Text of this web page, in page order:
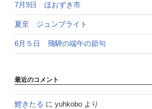
7月9日 ほおずき市
夏至 ジュンブライト
6月５日 飛騨の端午の節句
最近のコメント
鯉きたる に yuhkobo より